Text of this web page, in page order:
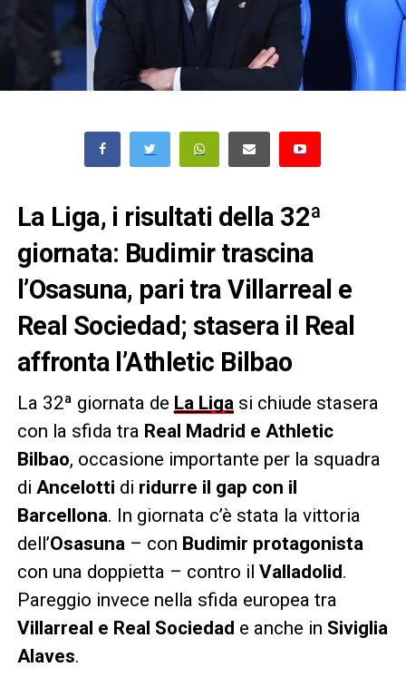
La Liga, i risultati della 32ª
giornata: Budimir trascina
l’Osasuna, pari tra Villarreal e
Real Sociedad; stasera il Real
affronta l’Athletic Bilbao
La 32ª giornata de La Liga si chiude stasera
con la sfida tra Real Madrid e Athletic
Bilbao, occasione importante per la squadra
di Ancelotti di ridurre il gap con il
Barcellona. In giornata c’è stata la vittoria
dell’Osasuna – con Budimir protagonista
con una doppietta – contro il Valladolid.
Pareggio invece nella sfida europea tra
Villarreal e Real Sociedad e anche in Siviglia
Alaves.